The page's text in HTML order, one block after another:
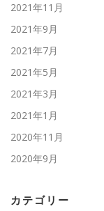
2021年11月
2021年9月
2021年7月
2021年5月
2021年3月
2021年1月
2020年11月
2020年9月
カテゴリー